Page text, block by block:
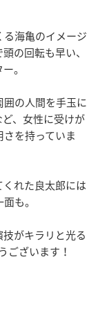
海亀のイメージ
の回転も早い、
。
の人間を手玉に
、女性に受けが
を持っていま
れた良太郎には
も。
がキラリと光る
ございます！